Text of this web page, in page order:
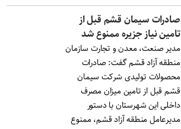
صادرات سیمان قشم قبل از
تامین نیاز جزیره ممنوع شد
مدیر صنعت، معدن و تجارت سازمان
منطقه آزاد قشم گفت: صادرات
محصولات تولیدی شرکت سیمان
قشم قبل از تامین میزان مصرف
داخلی این شهرستان با دستور
مدیرعامل منطقه آزاد قشم، ممنوع